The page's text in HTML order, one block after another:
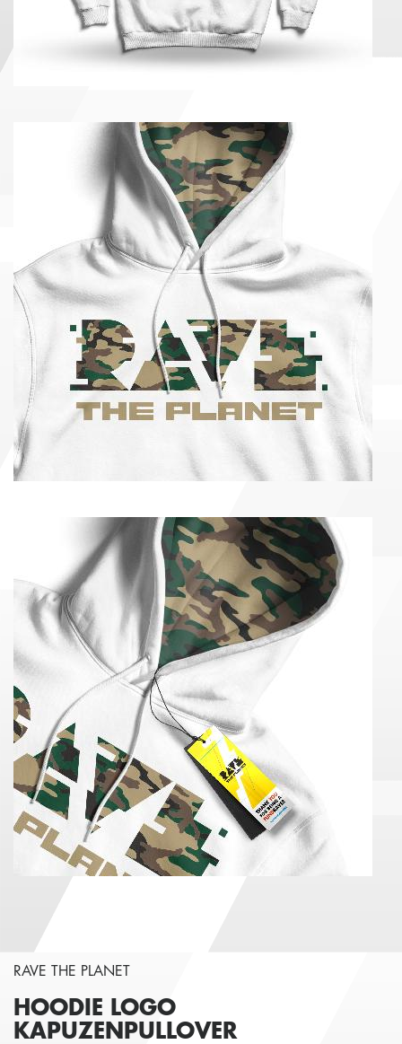
RAVE THE PLANET
HOODIE LOGO
KAPUZENPULLOVER